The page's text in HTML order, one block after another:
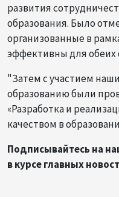
развития
образования. Было
организованные в
эффективны для обеих
"Затем с участием
образованию были
«Разработка и
качеством в
Подписывайтесь на
в курсе главных